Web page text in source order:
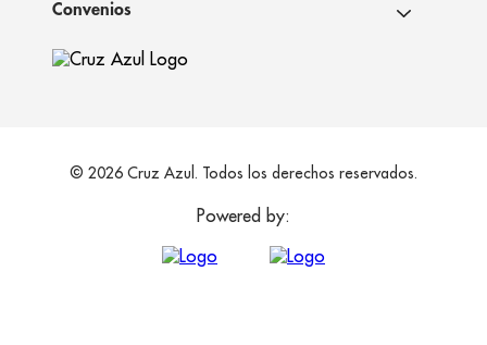
Convenios
© 2026 Cruz Azul. Todos los derechos reservados.
Powered by: